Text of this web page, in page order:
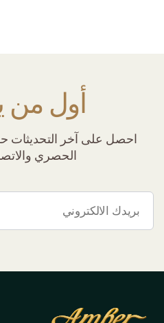
أول من
احصل على آخر التحديثات
الحصري